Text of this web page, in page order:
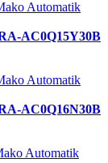
AC0Q15Y30B
AC0Q16N30B